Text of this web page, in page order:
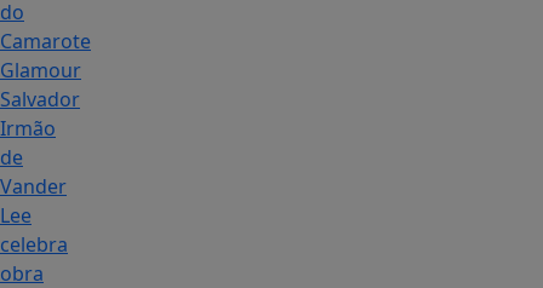
do
Camarote
Glamour
Salvador
Irmão
de
Vander
Lee
celebra
obra